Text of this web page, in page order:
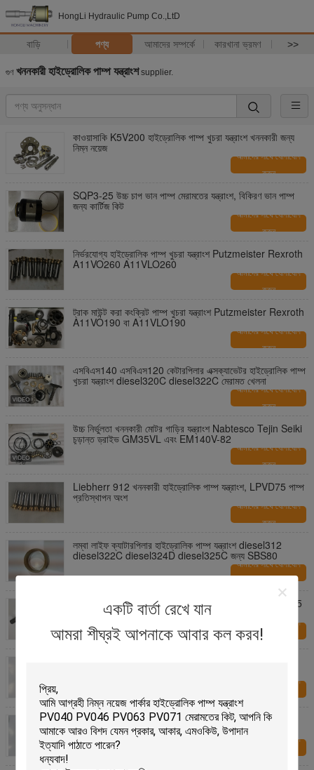
HongLi Hydraulic Pump Co.,LtD
বাড়ি পণ্য আমাদের সম্পর্কে কারখানা ভ্রমণ >>
একটি বার্তা রেখে যান
আমরা শীঘ্রই আপনাকে আবার কল করব!
গুণ খননকারী হাইড্রোলিক পাম্প যন্ত্রাংশsupplier.
কাওয়াসাকি K5V200 হাইড্রোলিক পাম্প খুচরা যন্ত্রাংশ খননকারী জন্য
নিম্ন নয়েজ
আমাদের সাথে যোগাযোগ
করুন
SQP3-25 উচ্চ চাপ ভান পাম্প মেরামতের যন্ত্রাংশ, বিকিরণ ভান পাম্প
জন্য কার্টিজ কিট
আমাদের সাথে যোগাযোগ
করুন
নির্ভরযোগ্য হাইড্রোলিক পাম্প খুচরা যন্ত্রাংশ Putzmeister Rexroth
A11VO260 A11VLO260
আমাদের সাথে যোগাযোগ
করুন
ট্রাক মাউন্ট করা কংক্রিট পাম্প খুচরা যন্ত্রাংশ Putzmeister Rexroth
A11VO190 বা A11VLO190
আমাদের সাথে যোগাযোগ
করুন
এসবিএস140 এসবিএস120 কেটারপিলার এক্সক্যাভেটর হাইড্রোলিক পাম্প
খুচরা যন্ত্রাংশ diesel320C diesel322C মেরামত খেলনা
আমাদের সাথে যোগাযোগ
করুন
উচ্চ নির্ভুলতা খননকারী মোটর গাড়ির যন্ত্রাংশ Nabtesco Tejin Seiki
চূড়ান্ত ড্রাইভ GM35VL এবং EM140V-82
আমাদের সাথে যোগাযোগ
করুন
Liebherr 912 খননকারী হাইড্রোলিক পাম্প যন্ত্রাংশ, LPVD75 পাম্প
প্রতিস্থাপন অংশ
আমাদের সাথে যোগাযোগ
করুন
লম্বা লাইফ ক্যাটারপিলার হাইড্রোলিক পাম্প যন্ত্রাংশ diesel312
diesel322C diesel324D diesel325C জন্য SBS80
আমাদের সাথে যোগাযোগ
পিস্টন গঠন পার্কার হাইড্রোলিক পাম্প যন্ত্রাংশ পার্কার P2145 P2-145
P2105 P275
আমাদের সাথে যোগাযোগ
করুন
আমাদের সাথে যোগাযোগ
পার্কার V12-060 V14-060 V11-060 পার্কার হাইড্রোলিক পাম্প
যন্ত্রাংশ উন্নত গতি ক্ষমতা
আমাদের সাথে যোগাযোগ